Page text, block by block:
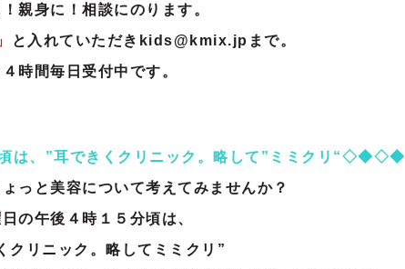
親身に！相談にのります。
と入れていただきkids@kmix.jpまで。
４時間毎日受付中です。
、”耳できくクリニック。略して”ミミクリ“◇◆◇◆
っと美容について考えてみませんか？
の午後４時１５分頃は、
クリニック。略してミミクリ”